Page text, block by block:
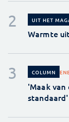
UIT HET
Warmte
COLUMN
'Maak van
standaard'